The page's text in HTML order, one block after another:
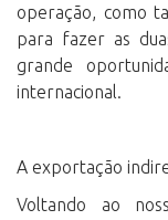
operação, como
para fazer as
grande
internacional.
A exportação
Voltando ao